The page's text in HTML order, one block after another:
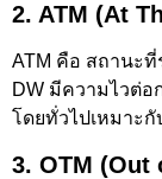
2. ATM (At
ATM คือ สถานะ
DW มีความไวต่
โดยทั่วไปเหมาะ
3. OTM (Out